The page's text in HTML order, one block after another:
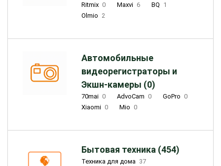
Ritmix 0 Maxvi 6 BQ 1
Olmio 2
Автомобильные
видеорегистраторы и
Экшн-камеры (0)
70mai 0 AdvoCam 0 GoPro 0
Xiaomi 0 Mio 0
Бытовая техника (454)
Техника для дома 37